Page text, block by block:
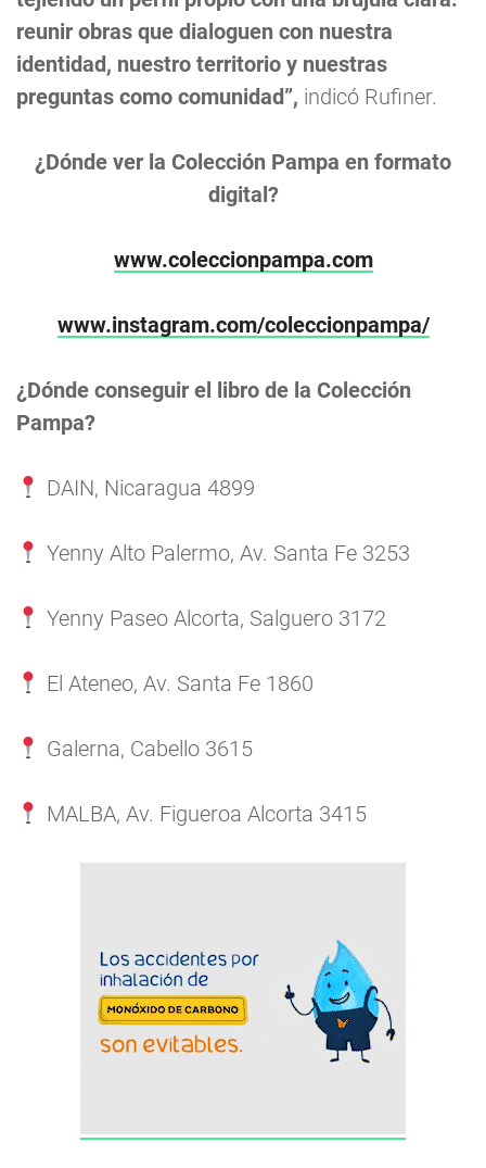
reunir obras que dialoguen con nuestra
identidad, nuestro territorio y nuestras
preguntas como comunidad”, indicó Rufiner.
¿Dónde ver la Colección Pampa en formato
digital?
www.coleccionpampa.com
www.instagram.com/coleccionpampa/
¿Dónde conseguir el libro de la Colección
Pampa?
DAIN, Nicaragua 4899
Yenny Alto Palermo, Av. Santa Fe 3253
Yenny Paseo Alcorta, Salguero 3172
El Ateneo, Av. Santa Fe 1860
Galerna, Cabello 3615
MALBA, Av. Figueroa Alcorta 3415